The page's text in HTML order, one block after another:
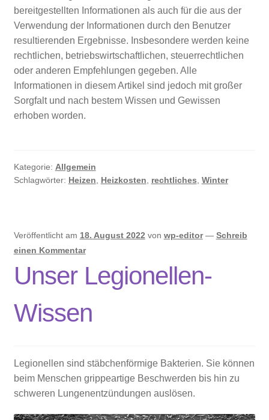
bereitgestellten Informationen als auch für die aus der
Verwendung der Informationen durch den Benutzer
resultierenden Ergebnisse. Insbesondere werden keine
rechtlichen, betriebswirtschaftlichen, steuerrechtlichen
oder anderen Empfehlungen gegeben. Alle
Informationen in diesem Artikel sind jedoch mit großer
Sorgfalt und nach bestem Wissen und Gewissen
erhoben worden.
Kategorie: Allgemein
Schlagwörter: Heizen, Heizkosten, rechtliches, Winter
Veröffentlicht am 18. August 2022 von wp-editor — Schreib
einen Kommentar
Unser Legionellen-
Wissen
Legionellen sind stäbchenförmige Bakterien. Sie können
beim Menschen grippeartige Beschwerden bis hin zu
schweren Lungenentzündungen auslösen.